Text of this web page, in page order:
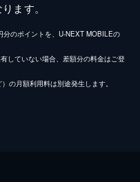
ます。
のポイントを、U-NEXT MOBILEの
していない場合、差額分の料金はご登
の月額利用料は別途発生します。